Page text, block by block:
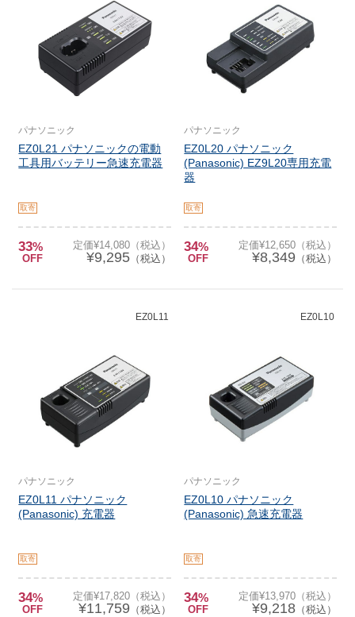
パナソニック
EZ0L21 パナソニックの電動
工具用バッテリー急速充電器
取寄
33%
OFF
定価¥14,080（税込）
¥9,295（税込）
パナソニック
EZ0L20 パナソニック
(Panasonic) EZ9L20専用充電
器
取寄
34%
OFF
定価¥12,650（税込）
¥8,349 （税込）
EZ0L11
パナソニック
EZ0L11 パナソニック
(Panasonic) 充電器
取寄
34%
OFF
定価¥17,820（税込）
¥11,759 （税込）
EZ0L10
パナソニック
EZ0L10 パナソニック
(Panasonic) 急速充電器
取寄
34%
OFF
定価¥13,970（税込）
¥9,218（税込）